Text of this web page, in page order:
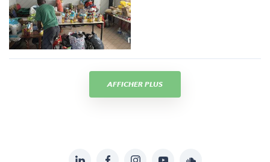
AFFICHER PLUS
LinkedInFacebookInstagramYouTubeSoundcloud